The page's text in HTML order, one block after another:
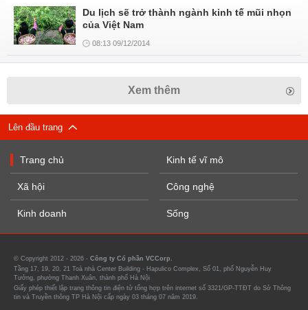
Du lịch sẽ trở thành ngành kinh tế mũi nhọn
của Việt Nam
08:13 09/12/2014
Xem thêm
Lên đầu trang
Trang chủ
Xã hội
Kinh doanh
Kinh tế vĩ mô
Công nghệ
Sống
© Copyright 2012 - 2026 - Công ty Cổ phần VCCorp.
Tầng 17, 19, 20, 21 Toà nhà Center Building - Hapulico Complex, Số 01, phố Nguyễn Huy
Tưởng, phường Thanh Xuân, thành phố Hà Nội
Giấy phép thiết lập trang thông tin điện tử tổng hợp trên internet số 3321/GP-TTĐT do Sở Thông
tin và Truyền thông TP Hà Nội cấp ngày 03 tháng 07 năm 2019.